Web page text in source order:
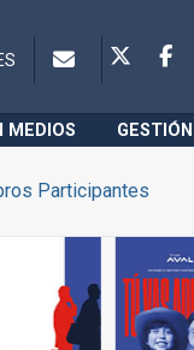
MEDIOS
Participantes